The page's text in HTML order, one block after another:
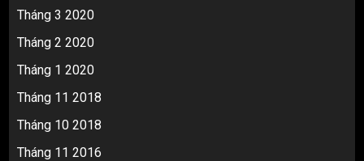
Tháng 3 2020
Tháng 2 2020
Tháng 1 2020
Tháng 11 2018
Tháng 10 2018
Tháng 11 2016